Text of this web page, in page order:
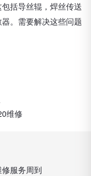
括导丝辊，焊丝传送
。需要解决这些问题
维修
服务周到